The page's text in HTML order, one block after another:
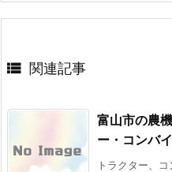
 関連記事
富山市の農
ー・コンバ
トラクター、